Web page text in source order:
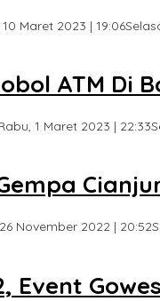
Maret 2023 | 19:06
ATM Di
1 Maret 2023 | 22:33
November 2022 | 20:52
Event